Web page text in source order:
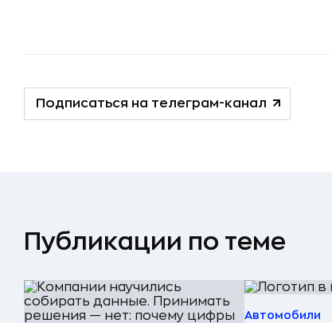
Подписаться на телеграм-канал
Публикации по теме
Автомобили